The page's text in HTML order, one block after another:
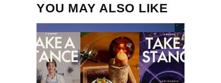
YOU MAY ALSO LIKE